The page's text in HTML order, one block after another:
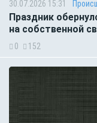
30.07.2026 15:31
Праздник
на собственной
0 152